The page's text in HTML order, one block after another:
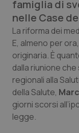
Emilia-
Friuli
Lazio
Liguria
Lombardia
Dermatite
Diabete &
Disturbi
Dolore
famiglia di
nelle Case
La riforma dei
E, almeno per
originaria. È
dalla riunione
regionali alla
della Salute,
giorni scorsi
legge.